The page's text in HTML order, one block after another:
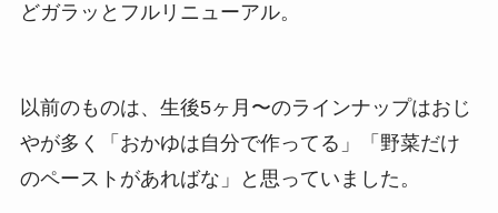
どガラッとフルリニューアル。
以前のものは、生後5ヶ月〜のラインナップはおじ
やが多く「おかゆは自分で作ってる」「野菜だけ
のペーストがあればな」と思っていました。